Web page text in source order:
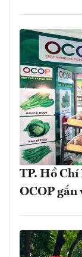
TP. Hồ
OCOP gắn